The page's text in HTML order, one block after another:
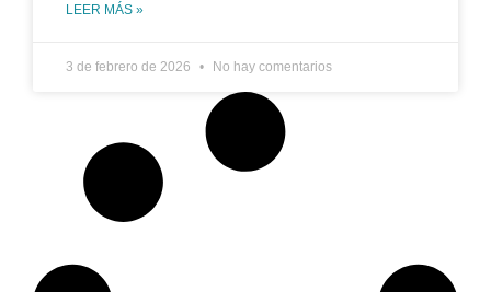
LEER MÁS »
3 de febrero de 2026 No hay comentarios